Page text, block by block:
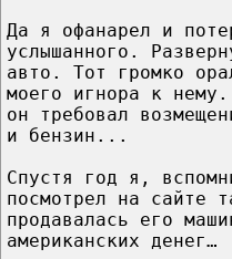
Да я офанарел и
услышанного.
авто. Тот громко
моего игнора к
он требовал
и бензин...
Спустя год я,
посмотрел на сайте
продавалась его
американских денег…